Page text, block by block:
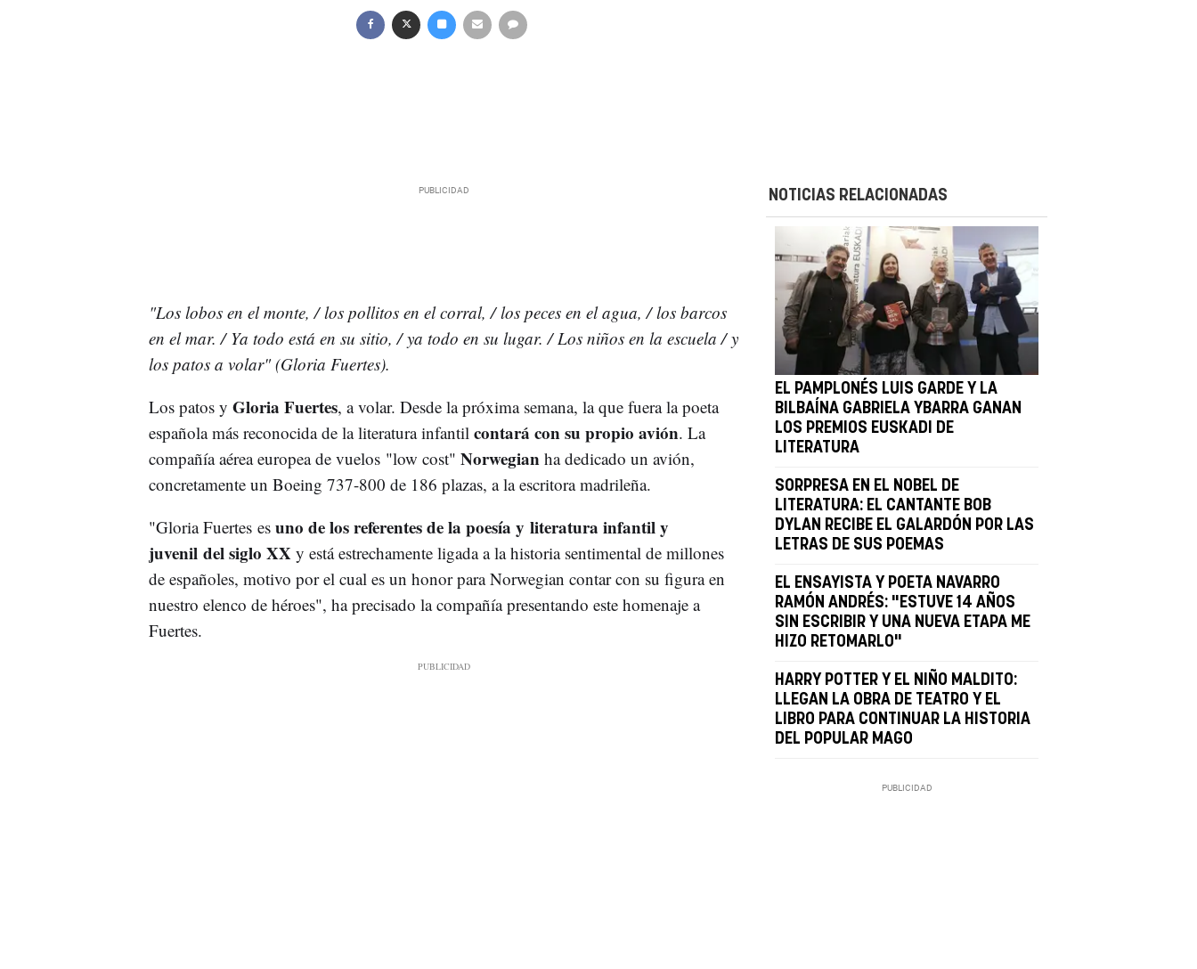
"Los lobos en el monte, / los pollitos en el corral, / los peces en el agua, / los barcos
en el mar. / Ya todo está en su sitio, / ya todo en su lugar. / Los niños en la escuela / y
los patos a volar" (Gloria Fuertes).
Los patos y Gloria Fuertes, a volar. Desde la próxima semana, la que fuera la poeta
española más reconocida de la literatura infantil contará con su propio avión. La
compañía aérea europea de vuelos "low cost" Norwegian ha dedicado un avión,
concretamente un Boeing 737-800 de 186 plazas, a la escritora madrileña.
"Gloria Fuertes esuno de los referentes de la poesía y literatura infantil y
juvenil del siglo XX y está estrechamente ligada a la historia sentimental de millones
de españoles, motivo por el cual es un honor para Norwegian contar con su figura en
nuestro elenco de héroes", ha precisado la compañía presentando este homenaje a
Fuertes.
NOTICIAS RELACIONADAS
EL PAMPLONÉS LUIS GARDE Y LA
BILBAÍNA GABRIELA YBARRA GANAN
LOS PREMIOS EUSKADI DE
LITERATURA
SORPRESA EN EL NOBEL DE
LITERATURA: EL CANTANTE BOB
DYLAN RECIBE EL GALARDÓN POR LAS
LETRAS DE SUS POEMAS
EL ENSAYISTA Y POETA NAVARRO
RAMÓN ANDRÉS: "ESTUVE 14 AÑOS
SIN ESCRIBIR Y UNA NUEVA ETAPA ME
HIZO RETOMARLO"
HARRY POTTER Y EL NIÑO MALDITO:
LLEGAN LA OBRA DE TEATRO Y EL
LIBRO PARA CONTINUAR LA HISTORIA
DEL POPULAR MAGO